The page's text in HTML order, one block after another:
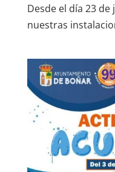
Desde el día 23
nuestras